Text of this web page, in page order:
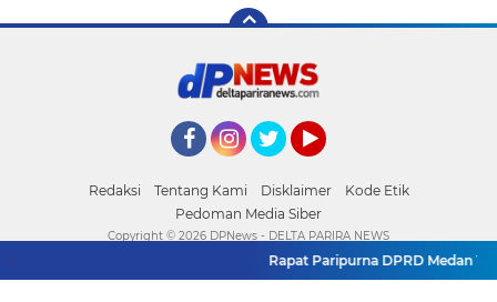
Redaksi Tentang Kami Disklaimer
Kode Etik
Pedoman Media Siber
Rapat Paripurna DPRD Medan
Copyright © 2026 DPNews - DELTA PARIRA NEWS